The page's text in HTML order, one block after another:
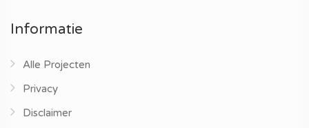
Informatie
Alle Projecten
Privacy
Disclaimer